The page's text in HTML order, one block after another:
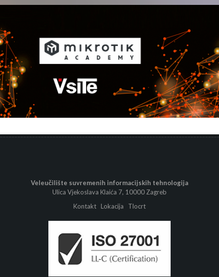
Veleučilište suvremenih informacijskih tehnologija
Ulica Vjekoslava Klaića 7, 10000 Zagreb
Kontakt Lokacija Tlocrt